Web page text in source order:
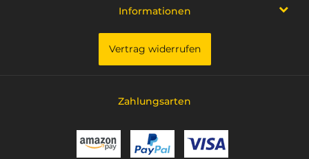
Informationen
Vertrag widerrufen
Zahlungsarten